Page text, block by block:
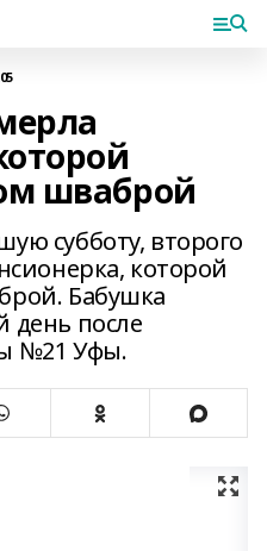
шваброй
субботу, второго
которой
Бабушка
день после
№21 Уфы.